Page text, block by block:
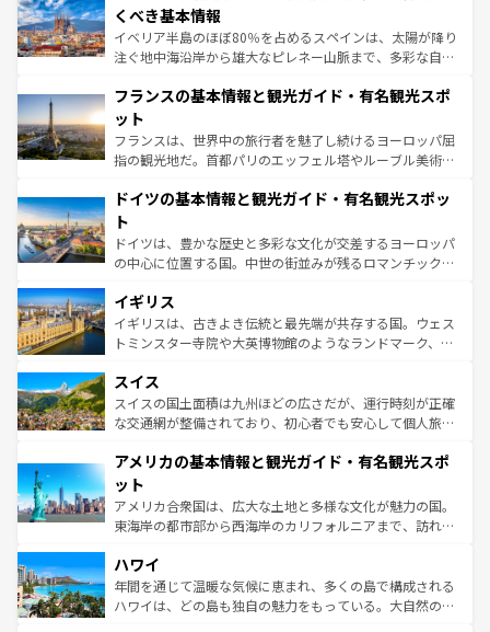
景など、自然景観も見逃せない。観光の合間には、本場の
ピザやパスタなど、絶品のイタリア料理を堪能することも
できる。朝目覚めてから夜眠るまで、すべての瞬間を楽し
なお、新着のイタリア情報はコンテンツ一覧を参照してほ
しい。
くべき基本情報
イベリア半島のほぼ80％を占めるスペインは、太陽が降り
注ぐ地中海沿岸から雄大なピレネー山脈まで、多彩な自然
文化が根付くこの国では、情熱的なフラメンコ、熱気あふ
れる闘牛、そして美味しいタパスが生活の一部となってい
る。首都マドリードの洗練された雰囲気や、バルセロナの
アートに溢れた街角から、地方では古代ローマ遺跡や中世
せる。地方によって風土や気候が異なるスペインはその個
ンテンツ一覧 を参照してほしい。
フランスの基本情報と観光ガイド・有名観光スポ
ット
フランスは、世界中の旅行者を魅了し続けるヨーロッパ屈
指の観光地だ。首都パリのエッフェル塔やルーブル美術館
で、幅広い魅力が詰まっている。華麗な宮殿、歴史的な大
聖堂、美しいビーチ、そして豊かな自然が、訪れる者を心
から魅了する。また、フランスは美食の国としても知ら
れ、フランス料理はユネスコ無形文化遺産にも登録されて
香り高いラベンダー畑など、多彩な楽しみ方が可能だ。さ
らに、パリ以外の地域にも魅力が溢れており、どの街角に
も豊かな歴史と文化が息づいている。パリ以外の個性あふ
を参照してほしい。
ドイツの基本情報と観光ガイド・有名観光スポッ
ト
ドイツは、豊かな歴史と多彩な文化が交差するヨーロッパ
の中心に位置する国。中世の街並みが残るロマンチック街
顔を持つこの国は、どこを歩いても飽きることがない。ベ
ルリンの文化的活気、バイエルン州のアルプスの絶景、そ
してライン川沿いのワイン畑といった風景は必見。ビール
は、お酒好きな人にはぜひ体験してほしい。 なお、新着の
ドイツ情報はコンテンツ一覧を参照してほしい。
イギリス
イギリスは、古きよき伝統と最先端が共存する国。ウェス
トミンスター寺院や大英博物館のようなランドマーク、歴
リアごとに異なる魅力がある。また、優雅なアフタヌーン
ティー、ビール好きにはたまらない英国パブ、サッカー観
戦など、本場だからこそできる体験も豊富。イギリスを旅
ンツ一覧を参照してほしい。
スイス
スイスの国土面積は九州ほどの広さだが、運行時刻が正確
な交通網が整備されており、初心者でも安心して個人旅行
の建物がそのまま残る町や、スイスならではのユニークな
博物館もあり、アルプス観光だけでなく町歩きも満喫する
ことができる。国民の所得が高いため物価も高いが、旅行
者向けの交通パス提供のサービスもあり、うまく活用すれ
着のスイス情報は
アメリカの基本情報と観光ガイド・有名観光スポ
ット
アメリカ合衆国は、広大な土地と多様な文化が魅力の国。
東海岸の都市部から西海岸のカリフォルニアまで、訪れる
のような巨大都市は、観光、ショッピング、エンターテイ
ンメントが詰まった刺激的なスポットだ。一方、アメリカ
西部には大自然が広がり、グランドキャニオンやイエロー
ハワイ
年間を通じて温暖な気候に恵まれ、多くの島で構成される
ハワイは、どの島も独自の魅力をもっている。大自然の神